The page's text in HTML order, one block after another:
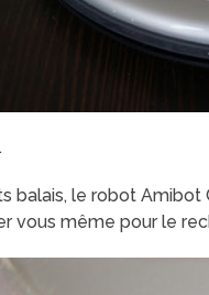
balais, le robot
vous même pour le